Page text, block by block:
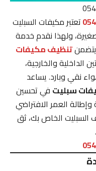
تعتبر مكيفات السبليت
ولهذا نقدم خدمة
تنظيف مكيفات
الداخلية والخارجية،
نقي وبارد. يساعد
سبليت في تحسين
العمر الافتراضي
السبليت الخاص بك، ثق
.